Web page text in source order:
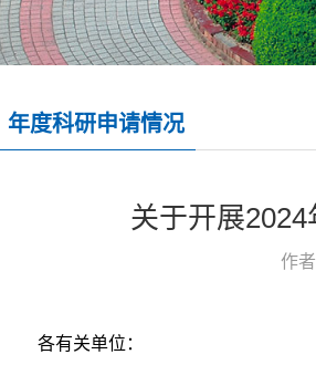
年度科研申请情况
关于开展
作者
各有关单位：